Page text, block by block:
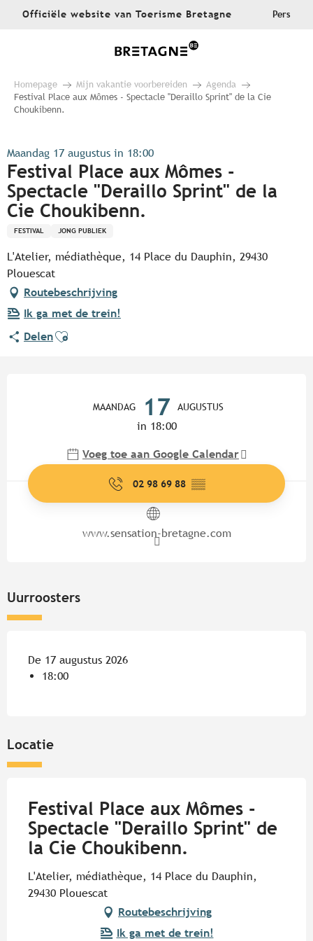
AllerOfficiële website van Toerisme Bretagne Pers
Homepage Mijn vakantie voorbereiden
Agenda
Festival Place aux Mômes - Spectacle "Deraillo Sprint" de la Cie
Choukibenn.
Maandag 17 augustus in 18:00
Festival Place aux Mômes -
Spectacle "Deraillo Sprint" de la
Cie Choukibenn.
FESTIVAL JONG PUBLIEK
L'Atelier, médiathèque, 14 Place du Dauphin, 29430
Plouescat
Routebeschrijving
Ik ga met de trein!
DelenAjouter aux favoris
MAANDAG 17 AUGUSTUS
in 18:00
Voeg toe aan Google Calendar
02 98 69 88 ▒▒
www.sensation-bretagne.com
Uurroosters
De 17 augustus 2026
18:00
Locatie
Festival Place aux Mômes -
Spectacle "Deraillo Sprint" de
la Cie Choukibenn.
L'Atelier, médiathèque, 14 Place du Dauphin,
29430 Plouescat
Routebeschrijving
Ik ga met de trein!